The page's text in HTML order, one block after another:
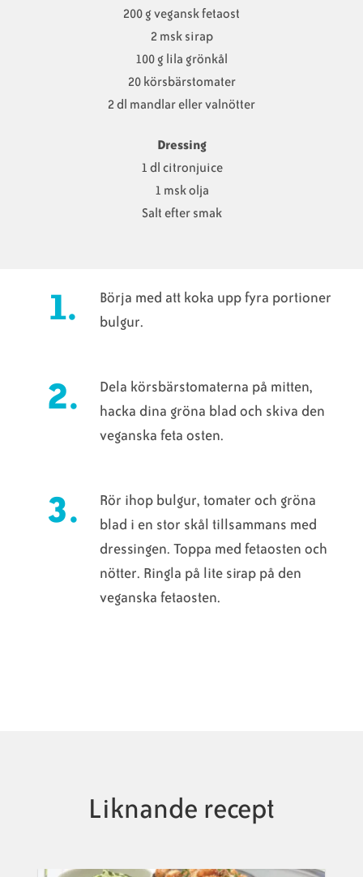
200 g vegansk fetaost
2 msk sirap
100 g lila grönkål
20 körsbärstomater
2 dl mandlar eller valnötter
Dressing
1 dl citronjuice
1 msk olja
Salt efter smak
Börja med att koka upp fyra portioner
bulgur.
Dela körsbärstomaterna på mitten,
hacka dina gröna blad och skiva den
veganska feta osten.
Rör ihop bulgur, tomater och gröna
blad i en stor skål tillsammans med
dressingen. Toppa med fetaosten och
nötter. Ringla på lite sirap på den
veganska fetaosten.
Liknande recept